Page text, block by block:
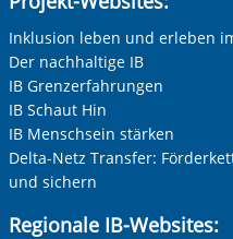
Inklusion leben und erleben
Der nachhaltige IB
IB Grenzerfahrungen
IB Schaut Hin
IB Menschsein stärken
Delta-Netz Transfer:
und sichern
Regionale IB-Websites: